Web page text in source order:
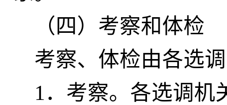
（四）考察和体检
考察、体检由各选
1．考察。各选调机